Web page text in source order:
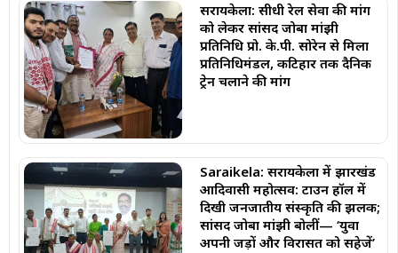
सरायकेला: सीधी रेल सेवा की मांग
को लेकर सांसद जोबा मांझी
प्रतिनिधि प्रो. के.पी. सोरेन से मिला
प्रतिनिधिमंडल, कटिहार तक दैनिक
ट्रेन चलाने की मांग
Saraikela: सरायकेला में झारखंड
आदिवासी महोत्सव: टाउन हॉल में
दिखी जनजातीय संस्कृति की झलक;
सांसद जोबा मांझी बोलीं— ‘युवा
अपनी जड़ों और विरासत को सहेजें’